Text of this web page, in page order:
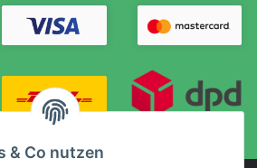
& Co nutzen